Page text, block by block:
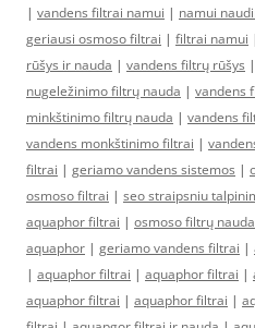
| vandens filtrai namui | namui
geriausi osmoso filtrai | filtrai namui
rūšys ir nauda | vandens filtrų rūšys |
nugeležinimo filtrų nauda | vandens
minkštinimo filtrų nauda | vandens
vandens monkštinimo filtrai |
filtrai | geriamo vandens sistemos |
osmoso filtrai | seo straipsniu
aquaphor filtrai | osmoso filtrų nauda
aquaphor | geriamo vandens filtrai |
| aquaphor filtrai | aquaphor filtrai |
aquaphor filtrai | aquaphor filtrai |